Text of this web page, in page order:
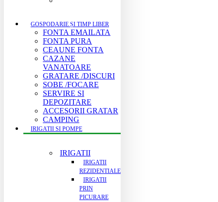
GOSPODARIE ȘI TIMP LIBER
FONTA EMAILATA
FONTA PURA
CEAUNE FONTA
CAZANE
VANATOARE
GRATARE /DISCURI
SOBE /FOCARE
SERVIRE SI
DEPOZITARE
ACCESORII GRATAR
CAMPING
IRIGATII SI POMPE
IRIGATII
IRIGATII
REZIDENTIALE
IRIGATII
PRIN
PICURARE